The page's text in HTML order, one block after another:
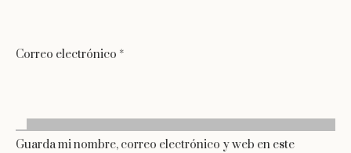
Correo electrónico *
Guarda mi nombre, correo electrónico y web en este